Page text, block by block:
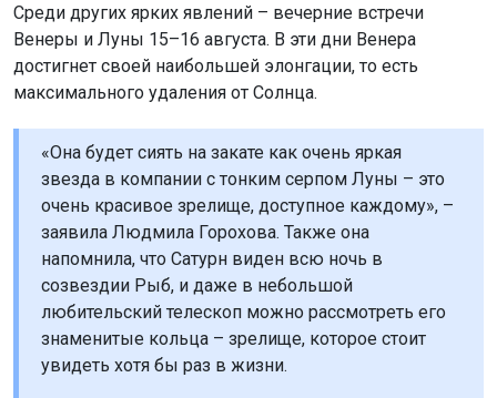
Среди других ярких явлений – вечерние встречи
Венеры и Луны 15–16 августа. В эти дни Венера
достигнет своей наибольшей элонгации, то есть
максимального удаления от Солнца.
«Она будет сиять на закате как очень яркая
звезда в компании с тонким серпом Луны – это
очень красивое зрелище, доступное каждому», –
заявила Людмила Горохова. Также она
напомнила, что Сатурн виден всю ночь в
созвездии Рыб, и даже в небольшой
любительский телескоп можно рассмотреть его
знаменитые кольца – зрелище, которое стоит
увидеть хотя бы раз в жизни.